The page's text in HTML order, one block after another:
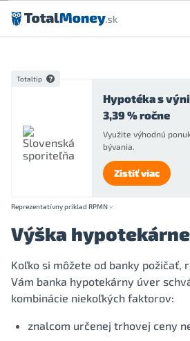
Preskočiť na obsah
Totaltip
Hypotéka s
3,39 % ročne
Využite výhodnú
bývania.
Zistiť viac
Reprezentatívny príklad RPMN
Výška
Koľko si môžete od banky požičať,
Vám banka hypotekárny úver
kombinácie niekoľkých faktorov:
znalcom určenej trhovej ceny